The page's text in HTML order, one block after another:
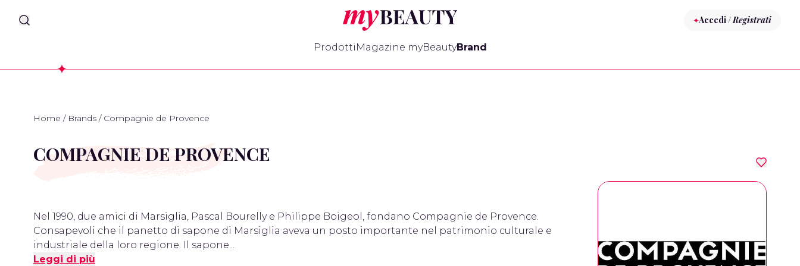
myBeauty Accedi /Registrati
Prodotti Magazine myBeautyBrand
Home / Brands / Compagnie de Provence
COMPAGNIE DE PROVENCE
Nel 1990, due amici di Marsiglia, Pascal Bourelly e Philippe Boigeol, fondano Compagnie de Provence.
Consapevoli che il panetto di sapone di Marsiglia aveva un posto importante nel patrimonio culturale e
industriale della loro regione. Il sapone...
Leggi di più